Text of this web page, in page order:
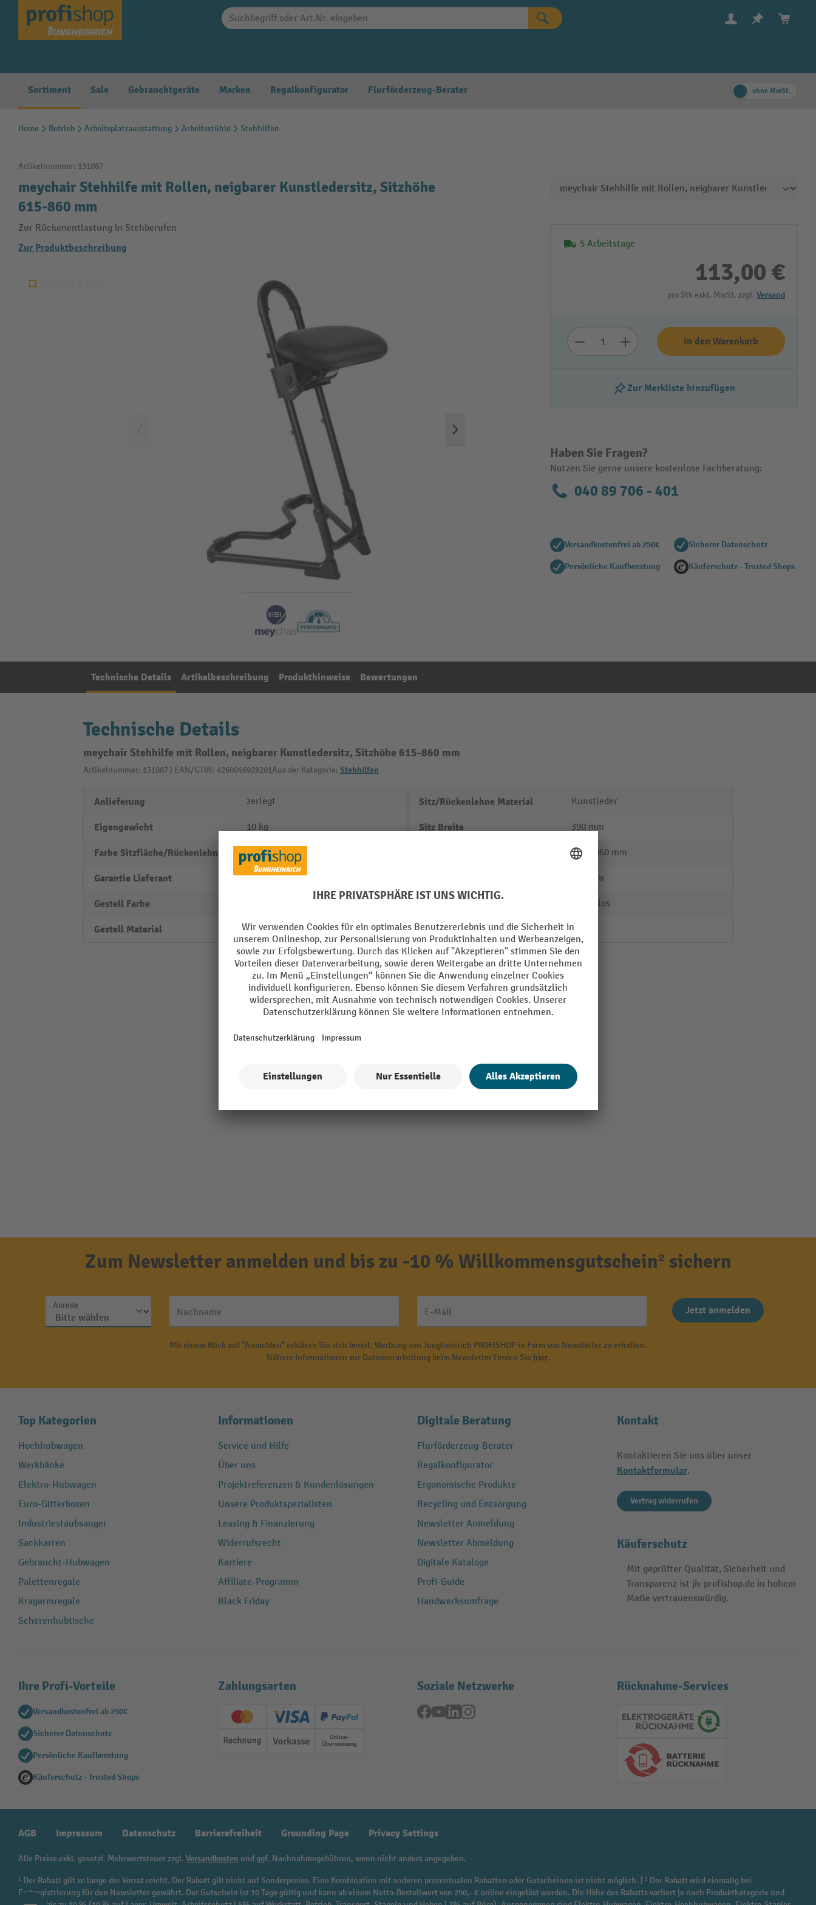
Zur Hauptnavigation springen
Sortiment Sale Gebrauchtgeräte Marken Regalkonfigurator Flurförderzeug-Berater ohne MwSt.
Home Betrieb Arbeitsplatzausstattung Arbeitsstühle Stehhilfen
Artikelnummer: 131087
meychair Stehhilfe mit Rollen, neigbarer Kunstledersitz, Sitzhöhe
615-860 mm
Zur Rückenentlastung in Stehberufen
Zur Produktbeschreibung 5 Arbeitstage
113,00 €
pro Stk exkl. MwSt. zzgl. Versand
In den Warenkorb
Zur Merkliste hinzufügen
Haben Sie Fragen?
Nutzen Sie gerne unsere kostenlose Fachberatung:
040 89 706 - 401
Versandkostenfrei ab 250€ Sicherer Datenschutz
Persönliche Kaufberatung Käuferschutz - Trusted Shops
Technische Details Artikelbeschreibung Produkthinweise Bewertungen
Technische Details
meychair Stehhilfe mit Rollen, neigbarer Kunstledersitz, Sitzhöhe 615-860 mm
Artikelnummer: 131087 | EAN/GTIN: 4260046928201Aus der Kategorie: Stehhilfen
Anlieferung zerlegt
Eigengewicht 10 kg
Farbe Sitzfläche/Rückenlehne schwarz
Garantie Lieferant 2
Gestell Farbe
Gestell Material Stahl
Sitz/Rückenlehne Material Kunstleder
Sitz Breite 390 mm
610 - 860 mm
240 mm
stufenlos
Sitzneigeverstellung ja
Alle technische Details anzeigen
Zum Newsletter anmelden und bis zu -10 % Willkommensgutschein² sichern
Anrede
Nachname E-Mail Jetzt anmelden
Mit einem Klick auf "Anmelden" erklären Sie sich bereit, Werbung von Jungheinrich PROFISHOP in Form von Newsletter zu erhalten.
Nähere Informationen zur Datenverarbeitung beim Newsletter finden Sie hier.
Top Kategorien
Hochhubwagen
Werkbänke
Elektro-Hubwagen
Euro-Gitterboxen
Industriestaubsauger
Sackkarren
Gebraucht-Hubwagen
Palettenregale
Kragarmregale
Scherenhubtische
Informationen
Service und Hilfe
Über uns
Projektreferenzen & Kundenlösungen
Unsere Produktspezialisten
Leasing & Finanzierung
Widerrufsrecht
Karriere
Affiliate-Programm
Black Friday
Digitale Beratung
Flurförderzeug-Berater
Regalkonfigurator
Ergonomische Produkte
Recycling und Entsorgung
Newsletter Anmeldung
Newsletter Abmeldung
Digitale Kataloge
Profi-Guide
Handwerksumfrage
Kontakt
Kontaktieren Sie uns über unser
Kontaktformular.
Vertrag widerrufen
Käuferschutz
Mit geprüfter Qualität, Sicherheit und
Transparenz ist jh-profishop.de in hohem
Maße vertrauenswürdig.
Ihre Profi-Vorteile
Versandkostenfrei ab 250€
Sicherer Datenschutz
Persönliche Kaufberatung
Käuferschutz - Trusted Shops
Zahlungsarten
Creditcard (Master)Creditcard (Visa)
PayPal
Rechnung Vorkasse Online-Überweisung
Soziale Netzwerke
Facebook
YouTubeLinkedInInstagram
Rücknahme-Services
Elektrogeräte Rückname
Batterie Rückname
AGB Impressum Datenschutz Barrierefreiheit Grounding Page Privacy Settings
Alle Preise exkl. gesetzl. Mehrwertsteuer zzgl. Versandkosten und ggf. Nachnahmegebühren, wenn nicht anders angegeben.
¹ Der Rabatt gilt so lange der Vorrat reicht. Der Rabatt gilt nicht auf Sonderpreise. Eine Kombination mit anderen prozentualen Rabatten oder Gutscheinen ist nicht möglich. | ² Der Rabatt wird einmalig bei
Erstregistrierung für den Newsletter gewährt. Der Gutschein ist 10 Tage gültig und kann ab einem Netto-Bestellwert von 250,- € online eingelöst werden. Die Höhe des Rabatts variiert je nach Produktkategorie und